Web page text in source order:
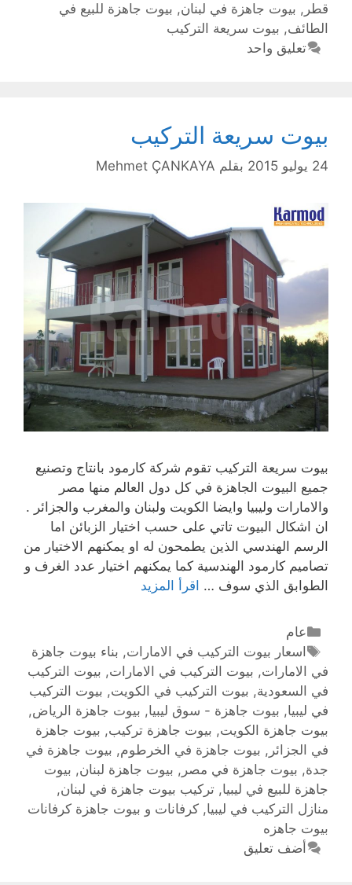
قطر, بيوت جاهزة في لبنان, بيوت جاهزة للبيع في
الطائف, بيوت سريعة التركيب
تعليق واحد
بيوت سريعة التركيب
24 يوليو 2015 بقلم Mehmet ÇANKAYA
بيوت سريعة التركيب تقوم شركة كارمود بانتاج وتصنيع
جميع البيوت الجاهزة في كل دول العالم منها مصر
والامارات وليبيا وايضا الكويت ولبنان والمغرب والجزائر .
ان اشكال البيوت تاتي على حسب اختيار الزبائن اما
الرسم الهندسي الذين يطمحون له او يمكنهم الاختيار من
تصاميم كارمود الهندسية كما يمكنهم اختيار عدد الغرف و
الطوابق الذي سوف … اقرأ المزيد
عام
اسعار بيوت التركيب في الامارات, بناء بيوت جاهزة
في الامارات, بيوت التركيب في الامارات, بيوت التركيب
في السعودية, بيوت التركيب في الكويت, بيوت التركيب
في ليبيا, بيوت جاهزة - سوق ليبيا, بيوت جاهزة الرياض ,
بيوت جاهزة الكويت, بيوت جاهزة تركيب, بيوت جاهزة
في الجزائر, بيوت جاهزة في الخرطوم, بيوت جاهزة في
جدة, بيوت جاهزة في مصر, بيوت جاهزة لبنان, بيوت
جاهزة للبيع في ليبيا, تركيب بيوت جاهزة في لبنان,
منازل التركيب في ليبيا, ‫كرفانات و بيوت جاهزة كرفانات
بيوت جاهزه
أضف تعليق